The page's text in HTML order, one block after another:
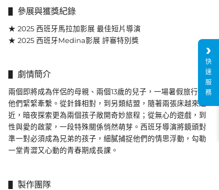
參展與獲獎紀錄
★ 2025 西班牙馬拉加影展 最佳短片導演
★ 2025 西班牙Medina影展 評審特別獎
劇情簡介
兩個即將成為伴侶的母親、兩個13歲的兒子，一場暑假旅行將
他們緊緊牽繫。從針鋒相對，到另類結盟，隨著兩張床越來越
近，暗夜探索更為兩個孩子敞開奇妙旅程；從無心的遊戲，到
性與愛的啟蒙，一段特殊關係悄然萌芽。西班牙導演將鏡頭對
準一對必須成為兄弟的孩子，細膩捕捉他們的情思浮動，勾勒
一堂青澀又心動的青春期成長課。
製作團隊
快
速
服
務